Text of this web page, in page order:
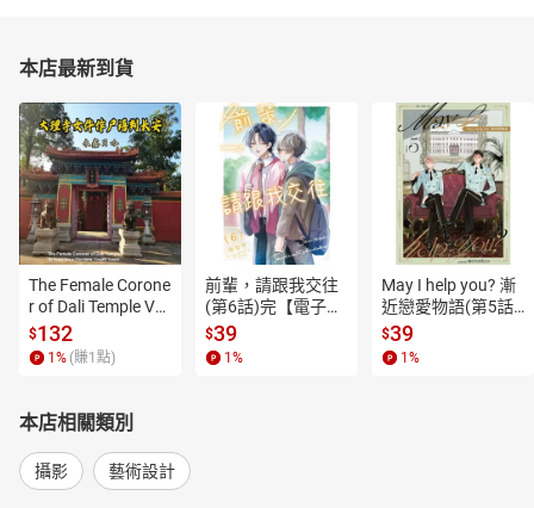
本店最新到貨
The Female Corone
r of Dali Temple Vo
l.6【有聲書】
$132
1% (賺1點)
前輩，請跟我交往
(第6話)完【電子
書】
$39
1%
May I help you? 漸
近戀愛物語(第5話)
【電子書】
$39
1%
本店相關類別
攝影 藝術設計